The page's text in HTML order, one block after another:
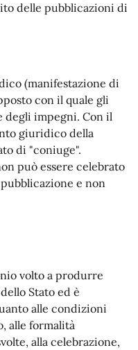
delle pubblicazioni di
(manifestazione di
con il quale gli
degli impegni. Con il
giuridico della
di "coniuge".
può essere celebrato
e non
volto a produrre
Stato ed è
alle condizioni
alle formalità
alla celebrazione,